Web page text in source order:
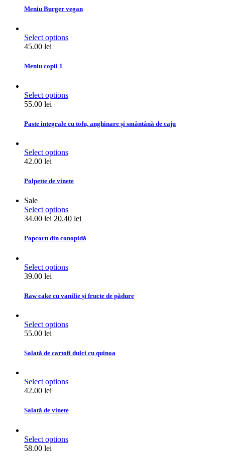
Meniu Burger vegan
Select options
45.00 lei
Meniu copii 1
Select options
55.00 lei
Paste integrale cu tofu, anghinare și smântână de caju
Select options
42.00 lei
Polpette de vinete
Sale
Select options
34.00lei 20.40 lei
Popcorn din conopidă
Select options
39.00 lei
Raw cake cu vanilie și fructe de pădure
Select options
55.00 lei
Salată de cartofi dulci cu quinoa
Select options
42.00 lei
Salată de vinete
Select options
58.00 lei